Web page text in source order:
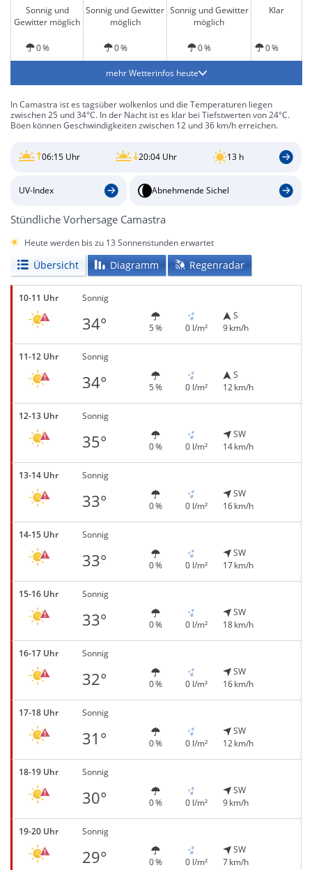
Sonnig und
Gewitter möglich
Sonnig und Gewitter
möglich
Sonnig und Gewitter
möglich
Klar
0 % 0 % 0 % 0 %
mehr Wetterinfos heute
In Camastra ist es tagsüber wolkenlos und die Temperaturen liegen
zwischen 25 und 34°C. In der Nacht ist es klar bei Tiefstwerten von 24°C.
Böen können Geschwindigkeiten zwischen 12 und 36 km/h erreichen.
06:15 Uhr 20:04 Uhr 13 h
UV-Index Abnehmende Sichel
Stündliche Vorhersage Camastra
Heute werden bis zu 13 Sonnenstunden erwartet
Übersicht Diagramm Regenradar
10-11 Uhr Sonnig
34° 5 % 0 l/m²
S
9 km/h
11-12 Uhr Sonnig
34° 5 % 0 l/m²
S
12 km/h
12-13 Uhr Sonnig
35° 0 % 0 l/m²
SW
14 km/h
13-14 Uhr Sonnig
33° 0 % 0 l/m²
SW
16 km/h
14-15 Uhr Sonnig
33° 0 % 0 l/m²
SW
17 km/h
15-16 Uhr Sonnig
33° 0 % 0 l/m²
SW
18 km/h
16-17 Uhr Sonnig
32° 0 % 0 l/m²
SW
16 km/h
17-18 Uhr Sonnig
31° 0 % 0 l/m²
SW
12 km/h
18-19 Uhr Sonnig
30° 0 % 0 l/m²
SW
9 km/h
19-20 Uhr Sonnig
29° 0 % 0 l/m²
SW
7 km/h